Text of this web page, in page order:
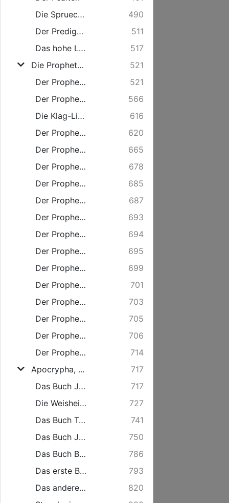
Die Sprueche Salomonis.
490
Der Prediger Salomo.
511
Das hohe Lied Salomonis.
517
Die Propheten.
521
Der Prophet Jesaia.
521
Der Prophet Jeremia.
566
Die Klag-Lieder Jeremiae, genannt: Threni.
616
Der Prophet Hesekiel.
620
Der Prophet Daniel.
665
Der Prophet Hosea.
678
Der Prophet Joel.
685
Der Prophet Amos.
687
Der Prophet Obadja.
693
Der Prophet Jona.
694
Der Prophet Micha.
695
Der Prophet Nahum.
699
Der Prophet Habacuc.
701
Der Prophet Zephanja.
703
Der Prophet Haggai.
705
Der Prophet Sacharja.
706
Der Prophet Maleachi.
714
Apocrypha, ...
717
Das Buch Judith. (nach der lateinischen Ubersetzung.)
717
Die Weisheit Salominis, an die Tyrannen.
727
Das Buch Tobiae.
741
Das Buch Jesus Sirach (genannt Ecclesiast.)
750
Das Buch Baruch.
786
Das erste Buch der Maccabeer. (Sonst Hasmaneer.)
793
Das andere Buch der Maccabeer. (Oder ein ander Buch von den Maccabeern.)
820